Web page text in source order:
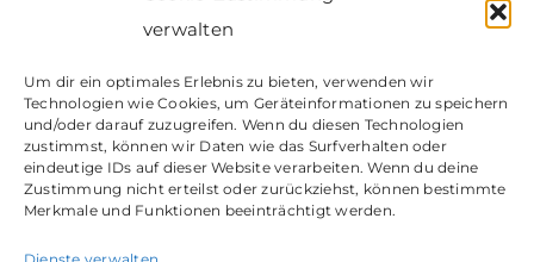
verwalten
Um dir ein optimales Erlebnis zu bieten, verwenden wir
Technologien wie Cookies, um Geräteinformationen zu speichern
und/oder darauf zuzugreifen. Wenn du diesen Technologien
zustimmst, können wir Daten wie das Surfverhalten oder
eindeutige IDs auf dieser Website verarbeiten. Wenn du deine
Zustimmung nicht erteilst oder zurückziehst, können bestimmte
Merkmale und Funktionen beeinträchtigt werden.
Kontakt
Impressum
Datenschutz
der CosH Consulting GmbH